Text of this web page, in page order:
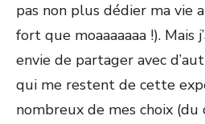
pas non plus dédier ma vie
fort que moaaaaaaa !). Mais
envie de partager avec
qui me restent de cette
nombreux de mes choix